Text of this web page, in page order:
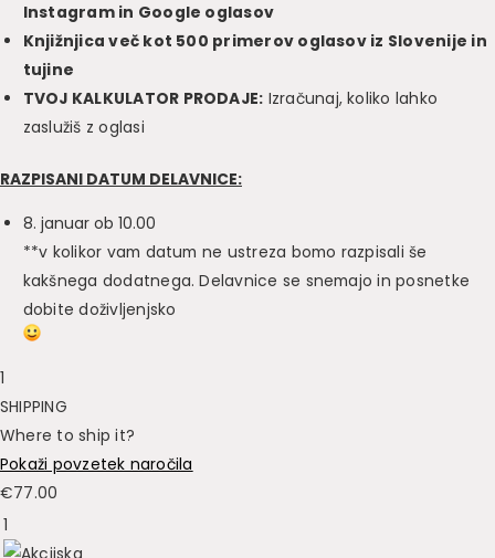
Instagram in Google oglasov
Knjižnjica več kot 500 primerov oglasov iz Slovenije in
tujine
TVOJ KALKULATOR PRODAJE: Izračunaj, koliko lahko
zaslužiš z oglasi
RAZPISANI DATUM DELAVNICE:
8. januar ob 10.00
**v kolikor vam datum ne ustreza bomo razpisali še
kakšnega dodatnega. Delavnice se snemajo in posnetke
dobite doživljenjsko
1
SHIPPING
Where to ship it?
Pokaži povzetek naročila
€77.00
1